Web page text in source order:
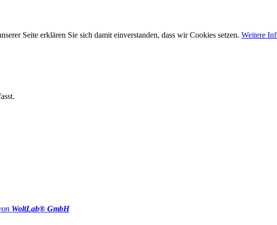
Seite erklären Sie sich damit einverstanden, dass wir Cookies setzen. Weitere
WoltLab® GmbH